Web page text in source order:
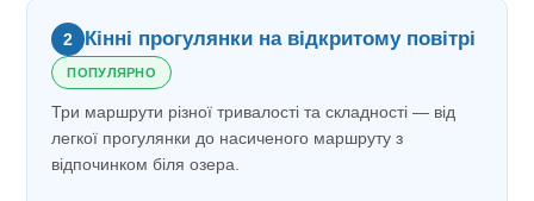
2 Кінні прогулянки на відкритому повітрі
ПОПУЛЯРНО
Три маршрути різної тривалості та складності — від
легкої прогулянки до насиченого маршруту з
відпочинком біля озера.